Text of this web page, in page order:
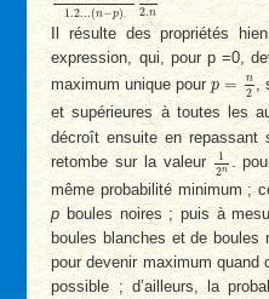
1.2...(n−p)
2.n
Il résulte des propriétés
expression, qui, pour p =0,
maximum unique pourp = n
2
p = n 2 ,
et supérieures à toutes les
décroît ensuite en repassant
retombe sur la valeur
1
2n
1 2n
.
même probabilité minimum ;
pboules noires ; puis à
boules blanches et de boules
pour devenir maximum quand
possible ; d’ailleurs, la